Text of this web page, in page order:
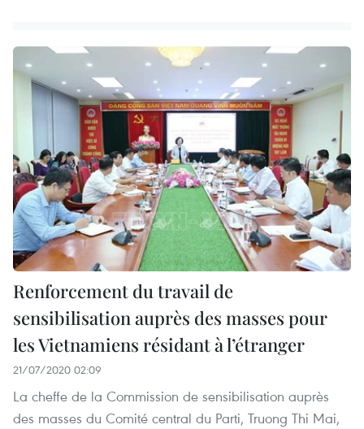
Renforcement du travail de
sensibilisation auprès des masses pour
les Vietnamiens résidant à l’étranger
21/07/2020 02:09
La cheffe de la Commission de sensibilisation auprès
des masses du Comité central du Parti, Truong Thi Mai,